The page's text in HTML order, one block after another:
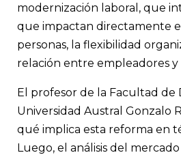
modernización laboral, que
que impactan directamente
personas, la flexibilidad
relación entre empleadores y
El profesor de la Facultad de
Universidad Austral Gonzalo
qué implica esta reforma en
Luego, el análisis del